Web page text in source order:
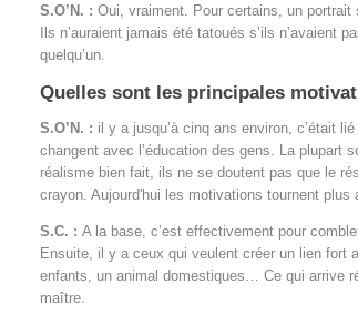
S.O’N. : Oui, vraiment. Pour certains, un portrait
Ils n’auraient jamais été tatoués s’ils n’avaient
quelqu’un.
Quelles sont les principales
S.O’N. : il y a jusqu’à cinq ans environ, c’était
changent avec l’éducation des gens. La plupart
réalisme bien fait, ils ne se doutent pas que le
crayon. Aujourd'hui les motivations tournent plus
S.C. : A la base, c’est effectivement pour
Ensuite, il y a ceux qui veulent créer un lien fort
enfants, un animal domestiques… Ce qui arrive
maître.